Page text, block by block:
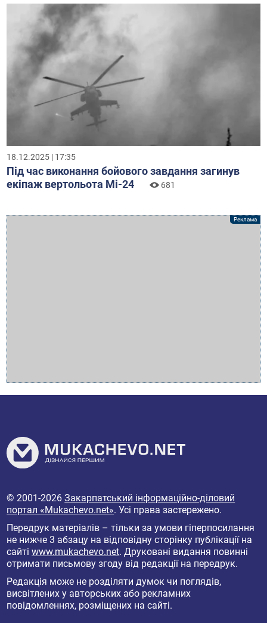
18.12.2025 | 17:35
Під час виконання бойового завдання загинув
екіпаж вертольота Мі-24
681
© 2001-2026Закарпатський інформаційно-діловий
портал «Mukachevo.net». Усі права застережено.
Передрук матеріалів – тільки за умови гіперпосилання
не нижче 3 абзацу на відповідну сторінку публікації на
сайтіwww.mukachevo.net. Друковані видання повинні
отримати письмову згоду від редакції на передрук.
Редакція може не розділяти думок чи поглядів,
висвітлених у авторських або рекламних
повідомленнях, розміщених на сайті.